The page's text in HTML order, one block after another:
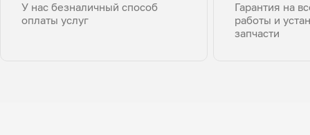
У нас безналичный способ
оплаты услуг
Гарантия на
работы и
запчасти